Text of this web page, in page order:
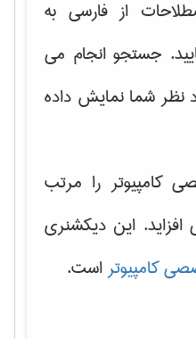
از فارسی به
جستجو انجام می
نظر شما نمایش داده
کامپیوتر را مرتب
این دیکشنری
کامپیوتراست.